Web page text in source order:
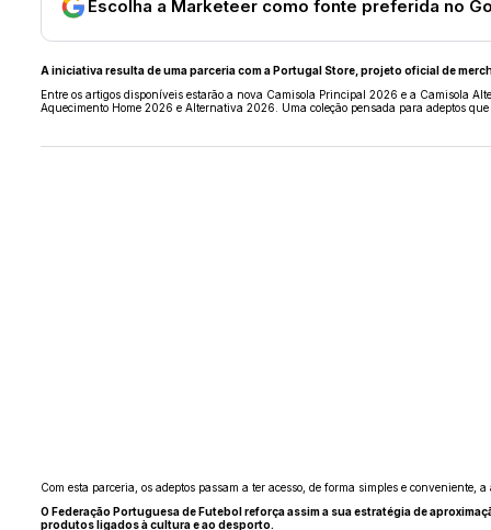
Escolha a Marketeer como fonte preferida no
A iniciativa resulta de uma parceria com a Portugal Store, projeto oficial de
Entre os artigos disponíveis estarão a nova Camisola Principal 2026 e a Camisola
Aquecimento Home 2026 e Alternativa 2026. Uma coleção pensada para adeptos
Com esta parceria, os adeptos passam a ter acesso, de forma simples e
O Federação Portuguesa de Futebol reforça assim a sua estratégia de
produtos ligados à cultura e ao desporto.